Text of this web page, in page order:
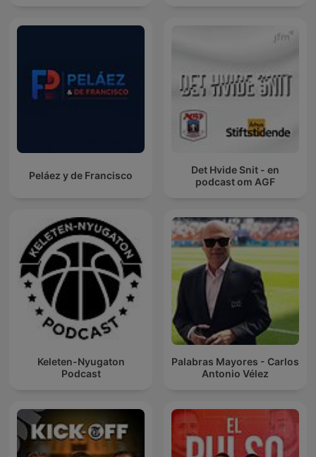
Peláez y de Francisco
Det Hvide Snit - en
podcast om AGF
Keleten-Nyugaton
Podcast
Palabras Mayores - Carlos
Antonio Vélez